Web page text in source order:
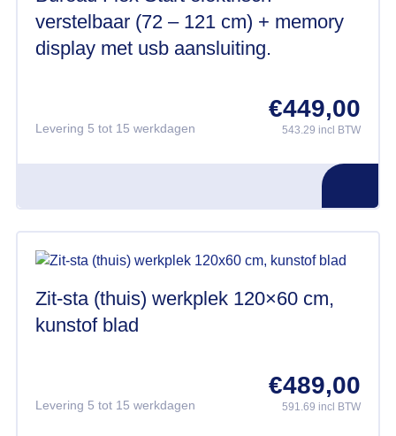
verstelbaar (72 – 121 cm) + memory
display met usb aansluiting.
Levering 5 tot 15 werkdagen
€449,00
543.29 incl BTW
Zit-sta (thuis) werkplek 120×60 cm,
kunstof blad
Levering 5 tot 15 werkdagen
€489,00
591.69 incl BTW